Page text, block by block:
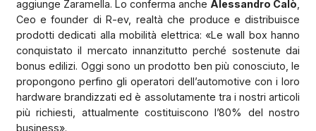
aggiunge Zaramella. Lo conferma anche Alessandro Calò
Ceo e founder di R-ev, realtà che produce e distribuisce
prodotti dedicati alla mobilità elettrica: «Le wall box hanno
conquistato il mercato innanzitutto perché sostenute dai
bonus edilizi. Oggi sono un prodotto ben più conosciuto, le
propongono perfino gli operatori dell’automotive con i loro
hardware brandizzati ed è assolutamente tra i nostri articoli
più richiesti, attualmente costituiscono l’80% del nostro
business».